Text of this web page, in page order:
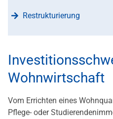
Restrukturierung
Wohnwirtschaft
Vom Errichten eines
Pflege- oder